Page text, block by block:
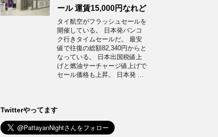
ール 運賃15,000円なれど
タイ航空がフラッシュセールを
開催している。 日本発バンコ
ク行きタイムセールだ。 最安
値で往復の総額82,340円からと
なっている。 日本出国税値上
げと燃油サーチャージ値上げで
セール価格も上昇。 日本発 ...
Twitterやってます